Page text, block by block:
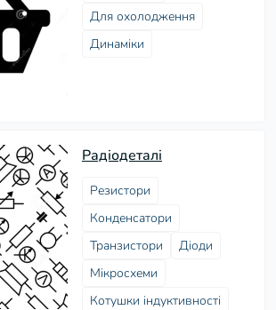
Для охолодження
Динаміки
Радіодеталі
Резистори
Конденсатори
Транзистори
Діоди
Мікросхеми
Котушки індуктивності